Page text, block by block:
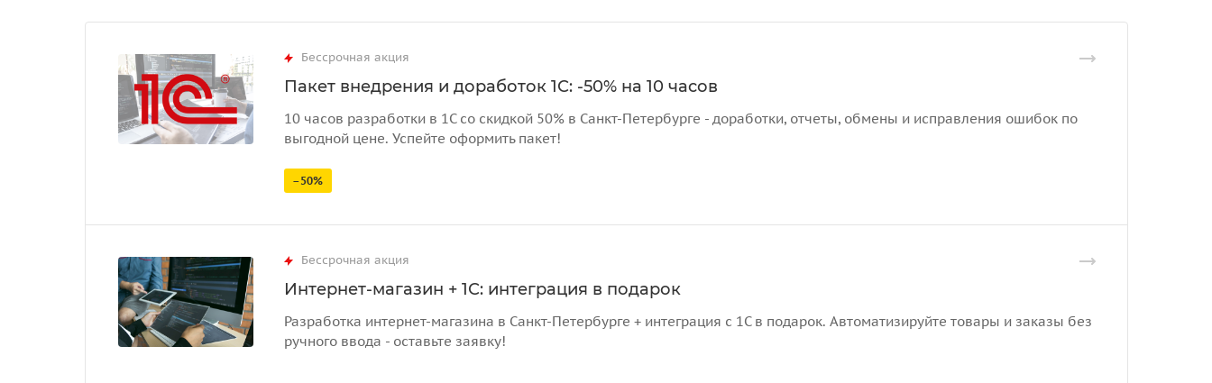
Бессрочная акция
Пакет внедрения и доработок 1С: -50% на 10 часов
10 часов разработки в 1С со скидкой 50% в Санкт-Петербурге - доработки, отчеты, обмены и исправления ошибок по
выгодной цене. Успейте оформить пакет!
–50%
Бессрочная акция
Интернет-магазин + 1С: интеграция в подарок
Разработка интернет-магазина в Санкт-Петербурге + интеграция с 1С в подарок. Автоматизируйте товары и заказы без
ручного ввода - оставьте заявку!